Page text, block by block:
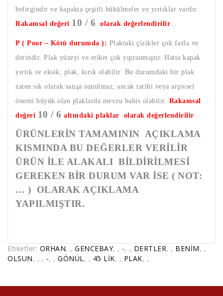
belirgindir ve kapakta çeşitli bükülmeler ve yırtıklar vardır.
Rakamsal değeri 10 / 6 olarak değerlendirilir
P ( Poor – Kötü durumda ): Plaktaki çizikler çok fazla ve
derindir. Plak yüzeyi ve etiket çok yıpranmıştır. Hatta kapak
yırtık ve eksik; plak, kırık olabilir. Bu durumdaki bir plak
zaten sık olarak satışa sunulmaz; ancak tarihi veya arşivsel
önemi büyük olan plaklarda mevzu bahis olabilir. Rakamsal
değeri 10 / 6 altındaki plaklar olarak değerlendirilir
ÜRÜNLERİN TAMAMININ AÇIKLAMA
KISMINDA BU DEĞERLER VERİLİR
ÜRÜN İLE ALAKALI BİLDİRİLMESİ
GEREKEN BİR DURUM VAR İSE ( NOT:
… ) OLARAK AÇIKLAMA
YAPILMIŞTIR.
Etiketler: ORHAN, , GENCEBAY, , -, , DERTLER, , BENİM, ,
OLSUN, , , -, , GÖNÜL, , 45 LİK, , PLAK, ,